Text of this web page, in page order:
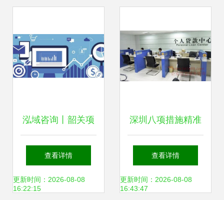
的综合解析
泓域咨询丨韶关项
目可行性研究报告
编写指南
查看详情
更新时间：2026-08-08
16:22:15
深圳八项措施精准
调控楼市 政策解读
及全文速览
查看详情
更新时间：2026-08-08
16:43:47